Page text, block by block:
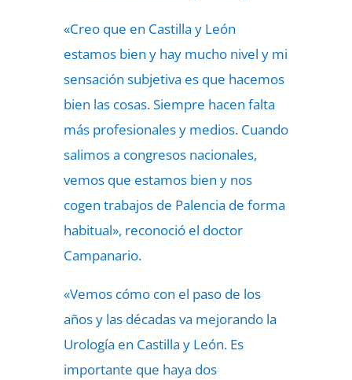
«Creo que en Castilla y León
estamos bien y hay mucho nivel y mi
sensación subjetiva es que hacemos
bien las cosas. Siempre hacen falta
más profesionales y medios. Cuando
salimos a congresos nacionales,
vemos que estamos bien y nos
cogen trabajos de Palencia de forma
habitual», reconoció el doctor
Campanario.
«Vemos cómo con el paso de los
años y las décadas va mejorando la
Urología en Castilla y León. Es
importante que haya dos